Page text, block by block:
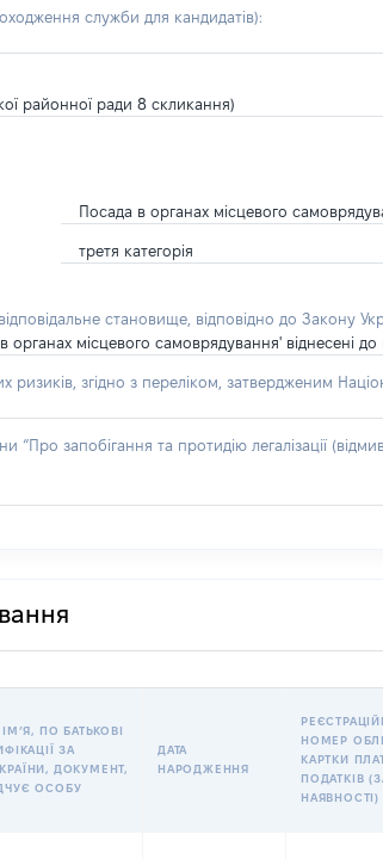
служби для кандидатів):
районної ради 8 скликання)
Посада в органах місцевого
третя категорія
становище, відповідно до Закону
місцевого самоврядування' віднесені до
згідно з переліком, затвердженим
“Про запобігання та протидію легалізації
ПО БАТЬКОВІ
ЗА
ДОКУМЕНТ,
ОСОБУ
ДАТА
НАРОДЖЕННЯ
НОМЕР
КАРТКИ
ПОДАТКІВ
НАЯВНОСТІ)